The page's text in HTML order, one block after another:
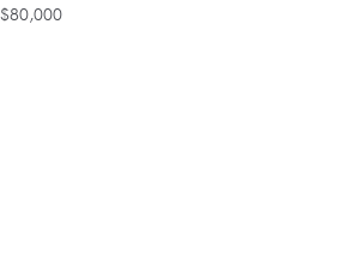
$80,000